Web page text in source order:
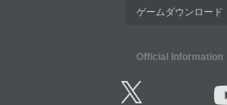
ゲームダウンロード
Official Information